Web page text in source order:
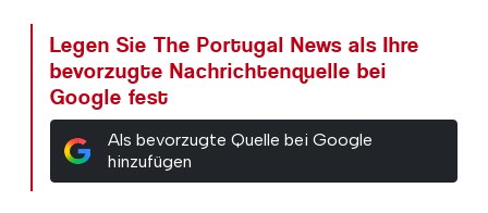
Legen Sie The Portugal News als Ihre
bevorzugte Nachrichtenquelle bei
Google fest
Als bevorzugte Quelle bei Google
hinzufügen